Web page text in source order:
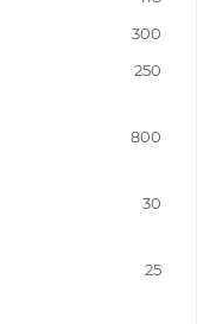
300
250
800
30
25